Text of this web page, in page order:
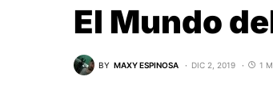
El Mundo
BY MAXY ESPINOSA DIC 2, 2019 1